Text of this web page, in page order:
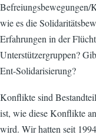
Befreiungsbewegungen/
wie es die
Erfahrungen in der
Unterstützergruppen?
Ent-Solidarisierung?
Konflikte sind
ist, wie diese Konflikte
wird. Wir hatten seit